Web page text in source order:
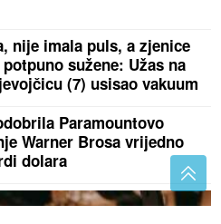
nije imala puls, a zjenice
sužene: Užas na
(7) usisao vakuum
Paramountovo
Warner Brosa vrijedno
dolara